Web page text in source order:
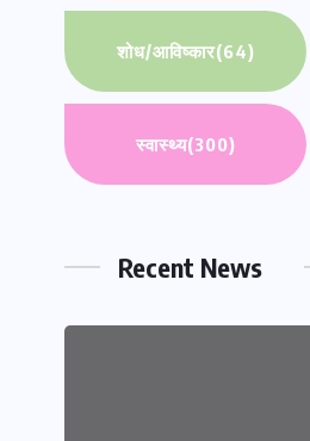
शोध/आविष्कार(64)
स्वास्थ्य(300)
Recent News